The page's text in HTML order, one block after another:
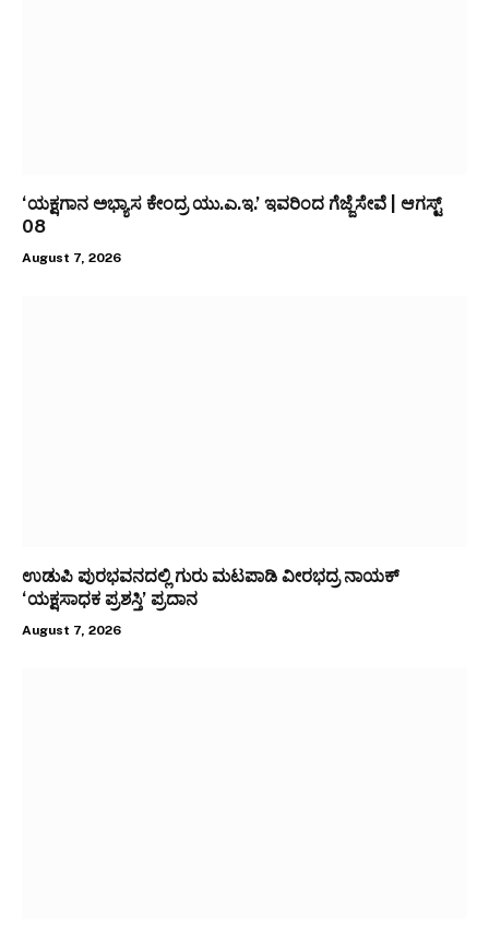
‘ಯಕ್ಷಗಾನ ಅಭ್ಯಾಸ ಕೇಂದ್ರ ಯು.ಎ.ಇ.’ ಇವರಿಂದ ಗೆಜ್ಜೆಸೇವೆ | ಆಗಸ್ಟ್
08
August 7, 2026
ಉಡುಪಿ ಪುರಭವನದಲ್ಲಿ ಗುರು ಮಟಪಾಡಿ ವೀರಭದ್ರ ನಾಯಕ್‌
‘ಯಕ್ಷಸಾಧಕ ಪ್ರಶಸ್ತಿ’ ಪ್ರದಾನ
August 7, 2026